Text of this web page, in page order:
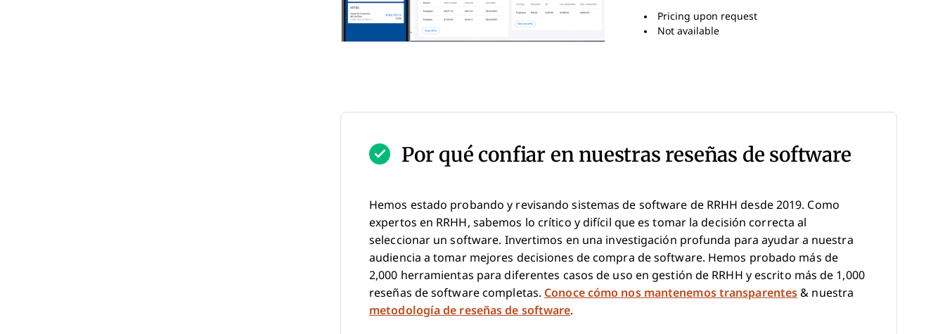
Pricing upon request
Not available
Por qué confiar en nuestras reseñas de software
Hemos estado probando y revisando sistemas de software de RRHH desde 2019. Como
expertos en RRHH, sabemos lo crítico y difícil que es tomar la decisión correcta al
seleccionar un software. Invertimos en una investigación profunda para ayudar a nuestra
audiencia a tomar mejores decisiones de compra de software. Hemos probado más de
2,000 herramientas para diferentes casos de uso en gestión de RRHH y escrito más de 1,000
reseñas de software completas. Conoce cómo nos mantenemos transparentes & nuestra
metodología de reseñas de software.